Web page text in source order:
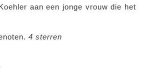
aan een jonge vrouw die het
4 sterren